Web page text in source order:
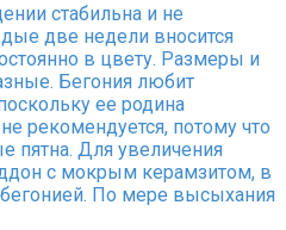
стабильна и не
две недели вносится
в цвету. Размеры и
Бегония любит
ее родина
рекомендуется, потому что
пятна. Для увеличения
с мокрым керамзитом, в
По мере высыхания